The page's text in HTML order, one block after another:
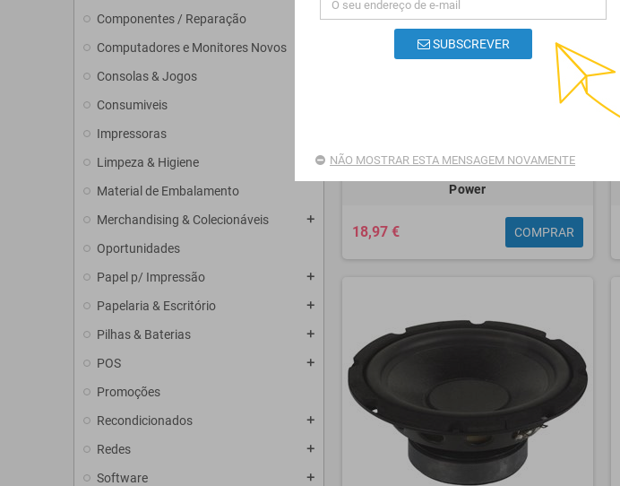
Componentes / Reparação
Computadores e Monitores Novos
Consolas & Jogos
Consumiveis
Impressoras
Limpeza & Higiene
Material de Embalamento
Merchandising & Colecionáveis
add
Oportunidades
Papel p/ Impressão
add
Papelaria & Escritório add
Pilhas & Baterias add
POS add
Promoções
Recondicionados
add
Redes add
Software add
Power
18,97 € COMPRAR
SUBSCREVER
NÃO MOSTRAR ESTA MENSAGEM NOVAMENTE